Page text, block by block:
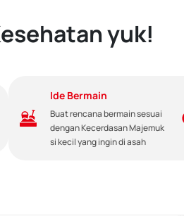
yuk!
Ide Bermain
Buat rencana bermain sesuai
dengan Kecerdasan Majemuk
si kecil yang ingin di asah